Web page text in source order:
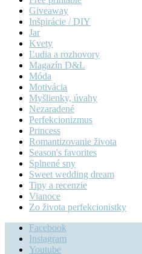
Giveaway
Inšpirácie / DIY
Jar
Kvety
Ľudia a rozhovory
Magazín D&L
Móda
Motivácia
Myšlienky, úvahy
Nezaradené
Perfekcionizmus
Princess
Romantizovanie života
Season's favorites
Splnené sny
Sweet wedding dream
Tipy a recenzie
Vianoce
Zo života perfekcionistky
Facebook
Instagram
Youtube